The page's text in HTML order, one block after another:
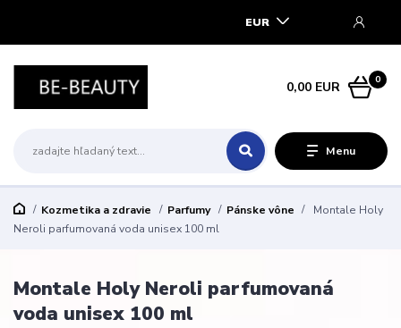
Menu
EUR
0
0,00 EUR
Kozmetika a zdravie Parfumy Pánske vône
Montale Holy
Neroli parfumovaná voda unisex 100 ml
Montale Holy Neroli parfumovaná
voda unisex 100 ml